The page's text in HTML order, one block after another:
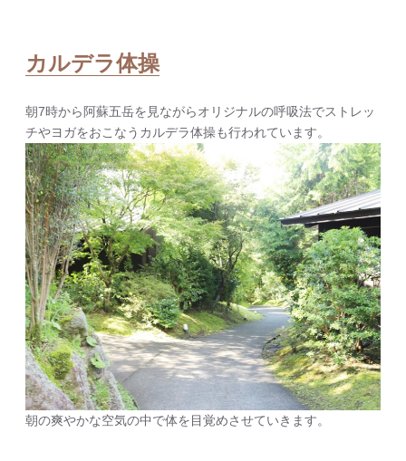
カルデラ体操
朝7時から阿蘇五岳を見ながらオリジナルの呼吸法でストレッ
チやヨガをおこなうカルデラ体操も行われています。
朝の爽やかな空気の中で体を目覚めさせていきます。